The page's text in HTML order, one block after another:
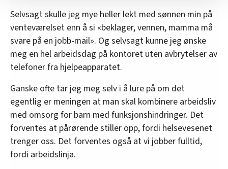
nettstedet med LO Medias egne samarbeidspartnere
innenfor analyse og annonsering. Disse er angitt i
oversikten lengre ned på denne siden.
Selvsagt skulle jeg mye heller lekt med sønnen min på
venteværelset enn å si «beklager, vennen, mamma må
svare på en jobb-mail». Og selvsagt kunne jeg ønske
meg en hel arbeidsdag på kontoret uten avbrytelser av
telefoner fra hjelpeapparatet.
Ganske ofte tar jeg meg selv i å lure på om det
egentlig er meningen at man skal kombinere arbeidsliv
med omsorg for barn med funksjonshindringer. Det
forventes at pårørende stiller opp, fordi helsevesenet
trenger oss. Det forventes også at vi jobber fulltid,
fordi arbeidslinja.